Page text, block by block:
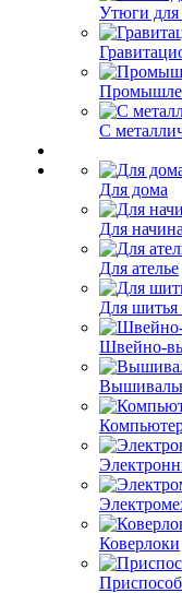
Утюги для
С
Для дома
Для
Для ателье
Для шитья
Швейно-
Коверлоки